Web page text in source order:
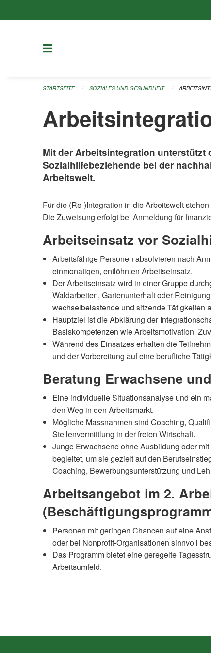
STARTSEITE SOZIALES UND GESUNDHEIT
Mit der Arbeitsintegration unterstützt
Sozialhilfebeziehende bei der
Arbeitswelt.
Für die (Re-)Integration in die Arbeitswelt
Die Zuweisung erfolgt bei Anmeldung für
Arbeitseinsatz vor
Arbeitsfähige Personen absolvieren nach
einmonatigen, entlöhnten Arbeitseinsatz.
Der Arbeitseinsatz wird in einer Gruppe
Waldarbeiten, Gartenunterhalt oder
wechselbelastende und sitzende Tätigkeiten
Hauptziel ist die Abklärung der
Basiskompetenzen wie Arbeitsmotivation,
Während des Einsatzes erhalten die
und der Vorbereitung auf eine berufliche
Beratung Erwachsene
Eine individuelle Situationsanalyse und ein
den Weg in den Arbeitsmarkt.
Mögliche Massnahmen sind Coaching,
Stellenvermittlung in der freien Wirtschaft.
Junge Erwachsene ohne Ausbildung oder
begleitet, um sie gezielt auf den
Coaching, Bewerbungsunterstützung und
Arbeitsangebot im 2.
Personen mit geringen Chancen auf eine
oder bei Nonprofit-Organisationen sinnvoll
Das Programm bietet eine geregelte
Arbeitsumfeld.